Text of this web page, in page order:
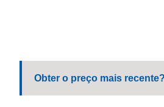
Obter o preço mais